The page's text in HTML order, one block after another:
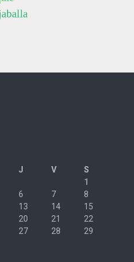
J V
S
1
6 7
8
13 14
15
20 21
22
27 28
29